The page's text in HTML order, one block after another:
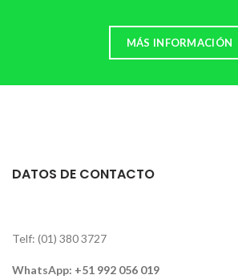
MÁS INFORMACIÓN
DATOS DE CONTACTO
Telf: (01) 380 3727
WhatsApp: +51 992 056 019